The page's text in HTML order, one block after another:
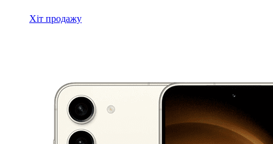
Хіт продажу